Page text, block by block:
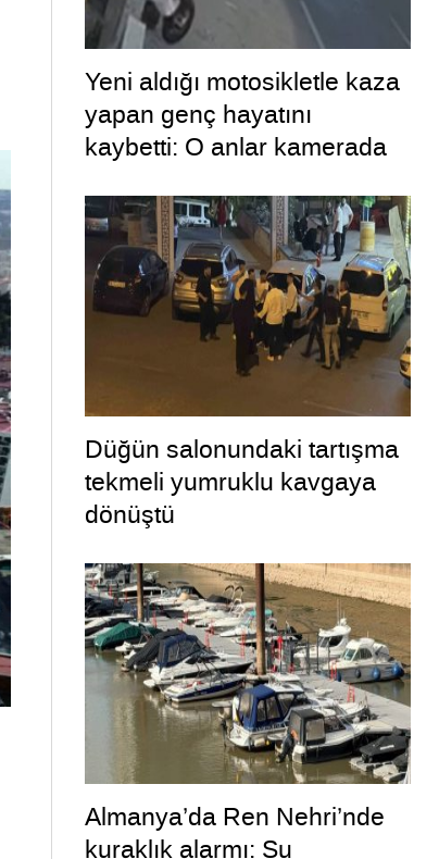
Yeni aldığı motosikletle kaza
yapan genç hayatını
kaybetti: O anlar kamerada
Düğün salonundaki tartışma
tekmeli yumruklu kavgaya
dönüştü
Almanya’da Ren Nehri’nde
kuraklık alarmı: Su